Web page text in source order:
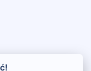
→ Pliki cookie innych
dla tej witryny.